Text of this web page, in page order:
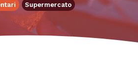
Supermercato